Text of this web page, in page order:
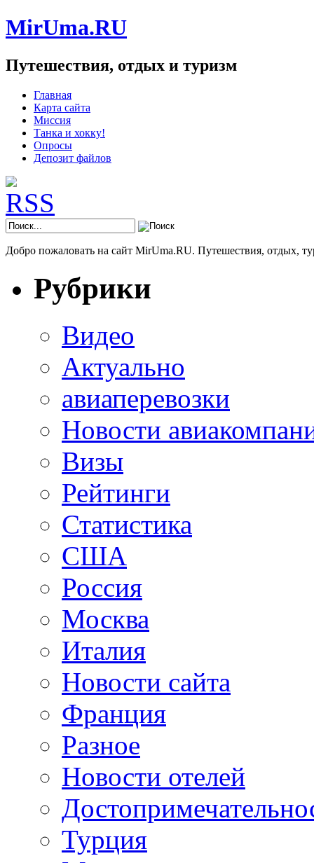
MirUma.RU
Путешествия, отдых и туризм
Главная
Карта сайта
Миссия
Танка и хокку!
Опросы
Депозит файлов
Добро пожаловать на сайт MirUma.RU. Путешествия, отдых,
Рубрики
Видео
Актуально
авиаперевозки
Новости
Визы
Рейтинги
Статистика
США
Россия
Москва
Италия
Новости сайта
Франция
Разное
Новости отелей
Турция